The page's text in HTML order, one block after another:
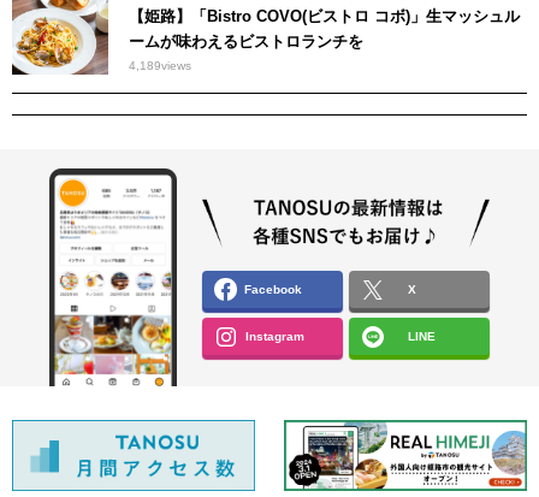
【姫路】「Bistro COVO(ビストロ コボ)」生マッシュル
ームが味わえるビストロランチを
4,189views
Facebook X
Instagram LINE